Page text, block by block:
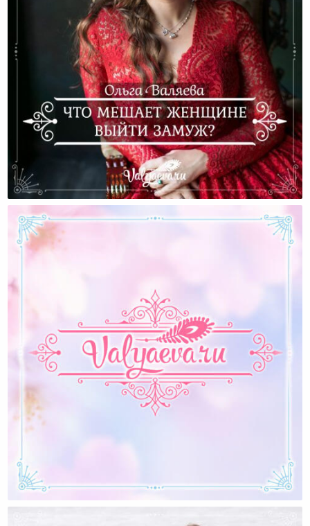
Что Мешает Женщине Выйти Замуж?
Выйти Замуж — Или Быть ЗА Мужем?